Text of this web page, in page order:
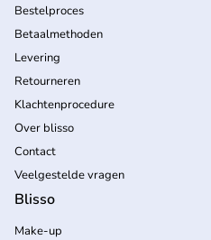
Bestelproces
Betaalmethoden
Levering
Retourneren
Klachtenprocedure
Over blisso
Contact
Veelgestelde vragen
Blisso
Make-up